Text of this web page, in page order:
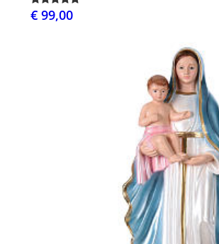
€ 99,00